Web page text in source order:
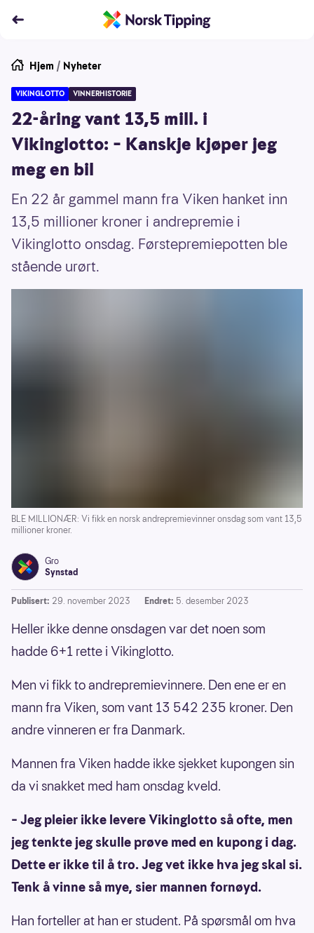
Hjem / Nyheter
VIKINGLOTTO VINNERHISTORIE
22-åring vant 13,5 mill. i
Vikinglotto: – Kanskje kjøper jeg
meg en bil
En 22 år gammel mann fra Viken hanket inn
13,5 millioner kroner i andrepremie i
Vikinglotto onsdag. Førstepremiepotten ble
stående urørt.
BLE MILLIONÆR: Vi fikk en norsk andrepremievinner onsdag som vant 13,5
millioner kroner.
Gro
Synstad
Publisert: 29. november 2023 Endret: 5. desember 2023
Heller ikke denne onsdagen var det noen som
hadde 6+1 rette i Vikinglotto.
Men vi fikk to andrepremievinnere. Den ene er en
mann fra Viken, som vant 13 542 235 kroner. Den
andre vinneren er fra Danmark.
Mannen fra Viken hadde ikke sjekket kupongen sin
da vi snakket med ham onsdag kveld.
– Jeg pleier ikke levere Vikinglotto så ofte, men
jeg tenkte jeg skulle prøve med en kupong i dag.
Dette er ikke til å tro. Jeg vet ikke hva jeg skal si.
Tenk å vinne så mye, sier mannen fornøyd.
Han forteller at han er student. På spørsmål om hva